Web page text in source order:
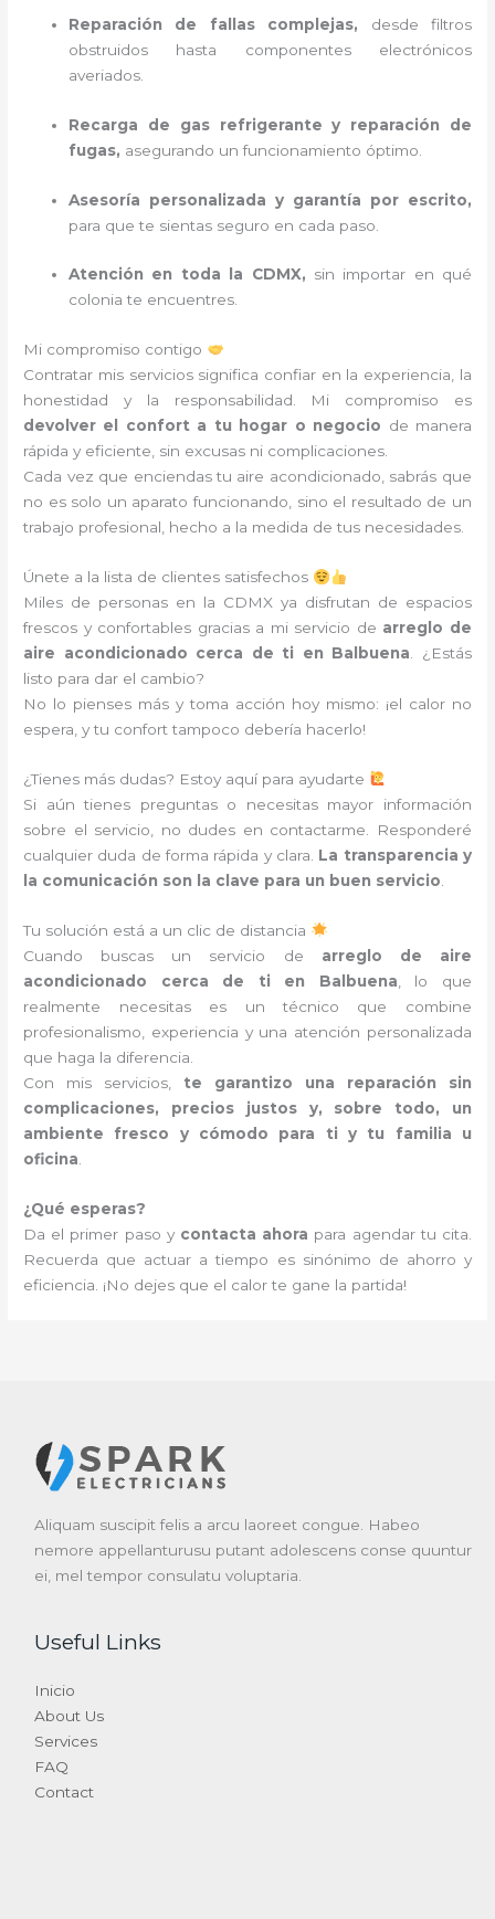
Reparación de fallas complejas, desde filtros
obstruidos hasta componentes electrónicos
averiados.
Recarga de gas refrigerante y reparación de
fugas, asegurando un funcionamiento óptimo.
Asesoría personalizada y garantía por escrito,
para que te sientas seguro en cada paso.
Atención en toda la CDMX, sin importar en qué
colonia te encuentres.
Mi compromiso contigo
Contratar mis servicios significa confiar en la experiencia, la
honestidad y la responsabilidad. Mi compromiso es
devolver el confort a tu hogar o negocio de manera
rápida y eficiente, sin excusas ni complicaciones.
Cada vez que enciendas tu aire acondicionado, sabrás que
no es solo un aparato funcionando, sino el resultado de un
trabajo profesional, hecho a la medida de tus necesidades.
Únete a la lista de clientes satisfechos
Miles de personas en la CDMX ya disfrutan de espacios
frescos y confortables gracias a mi servicio de arreglo de
aire acondicionado cerca de ti en Balbuena . ¿Estás
listo para dar el cambio?
No lo pienses más y toma acción hoy mismo: ¡el calor no
espera, y tu confort tampoco debería hacerlo!
¿Tienes más dudas? Estoy aquí para ayudarte
Si aún tienes preguntas o necesitas mayor información
sobre el servicio, no dudes en contactarme. Responderé
cualquier duda de forma rápida y clara. La transparencia y
la comunicación son la clave para un buen servicio
Tu solución está a un clic de distancia
Cuando buscas un servicio de arreglo de aire
acondicionado cerca de ti en Balbuena , lo que
realmente necesitas es un técnico que combine
profesionalismo, experiencia y una atención personalizada
que haga la diferencia.
Con mis servicios, te garantizo una reparación sin
complicaciones, precios justos y, sobre todo, un
ambiente fresco y cómodo para ti y tu familia u
oficina
¿Qué esperas?
Da el primer paso y contacta ahora para agendar tu cita.
Recuerda que actuar a tiempo es sinónimo de ahorro y
eficiencia. ¡No dejes que el calor te gane la partida!
Aliquam suscipit felis a arcu laoreet congue. Habeo
nemore appellanturusu putant adolescens conse quuntur
ei, mel tempor consulatu voluptaria.
Useful Links
Inicio
About Us
Services
FAQ
Contact